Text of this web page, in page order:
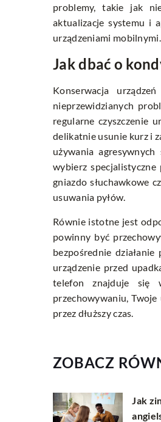
problemy, takie jak
aktualizacje systemu i
urządzeniami mobilnymi.
Jak dbać o
Konserwacja
nieprzewidzianych
regularne czyszczenie
delikatnie usunie kurz i
używania
wybierz
gniazdo słuchawkowe
usuwania pyłów.
Równie istotne jest
powinny być
bezpośrednie
urządzenie przed
telefon znajduje się
przechowywaniu,
przez dłuższy czas.
ZOBACZ
Jak